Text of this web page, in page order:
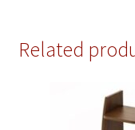
Related